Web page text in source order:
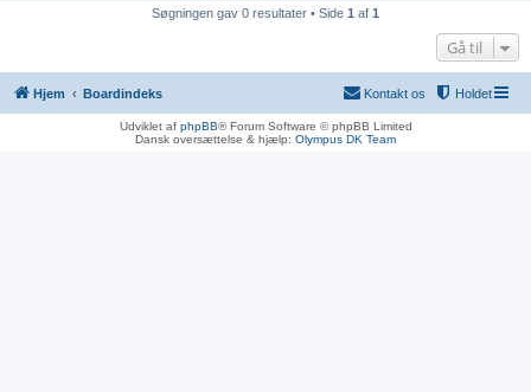
Søgningen gav 0 resultater • Side 1 af 1
Gå til
Hjem Boardindeks Holdet
Kontakt os
Udviklet af phpBB® Forum Software © phpBB Limited
Dansk oversættelse & hjælp: Olympus DK Team